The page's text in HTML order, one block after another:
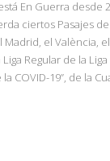
En Guerra desde
ciertos Pasajes
el València,
Regular de la
COVID-19”, de la